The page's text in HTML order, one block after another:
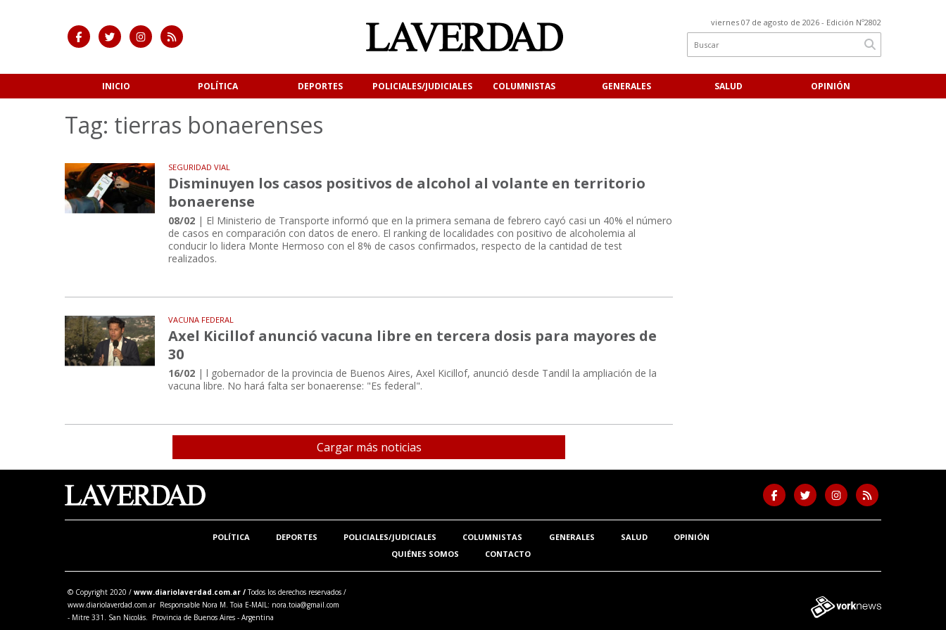
viernes 07 de agosto de 2026 - Edición Nº2802
INICIO POLÍTICA DEPORTES POLICIALES/JUDICIALES COLUMNISTAS GENERALES SALUD OPINIÓN
Tag: tierras bonaerenses
SEGURIDAD VIAL
Disminuyen los casos positivos de alcohol al volante en territorio
bonaerense
08/02 | El Ministerio de Transporte informó que en la primera semana de febrero cayó casi un 40% el número
de casos en comparación con datos de enero. El ranking de localidades con positivo de alcoholemia al
conducir lo lidera Monte Hermoso con el 8% de casos confirmados, respecto de la cantidad de test
realizados.
VACUNA FEDERAL
Axel Kicillof anunció vacuna libre en tercera dosis para mayores de
30
16/02 | l gobernador de la provincia de Buenos Aires, Axel Kicillof, anunció desde Tandil la ampliación de la
vacuna libre. No hará falta ser bonaerense: "Es federal".
Cargar más noticias
POLÍTICA DEPORTES POLICIALES/JUDICIALES COLUMNISTAS GENERALES SALUD
OPINIÓN
QUIÉNES SOMOS
CONTACTO
© Copyright 2020 / www.diariolaverdad.com.ar /Todos los derechos reservados /
www.diariolaverdad.com.ar Responsable Nora M. Toia E-MAIL: nora.toia@gmail.com
- Mitre 331. San Nicolás. Provincia de Buenos Aires - Argentina